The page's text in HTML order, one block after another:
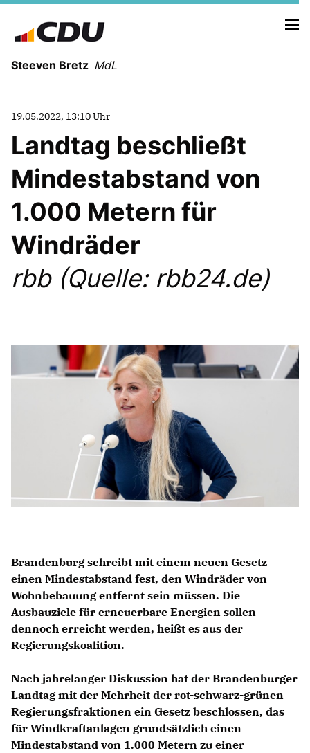
Steeven Bretz MdL
VITA
WAHLKREISBESUCHE
PRESSEFOTOS
MEIN BÜRGERBÜRO
MEIN WAHLKREIS
ZIELE
CDU Deutschland
CDU Fraktion im Brandenburger Landtag
CDU Brandenburg
CDU Potsdam
19.05.2022, 13:10 Uhr
Landtag beschließt
Mindestabstand von
1.000 Metern für
Windräder
rbb (Quelle: rbb24.de)
Brandenburg schreibt mit einem neuen Gesetz
einen Mindestabstand fest, den Windräder von
Wohnbebauung entfernt sein müssen. Die
Ausbauziele für erneuerbare Energien sollen
dennoch erreicht werden, heißt es aus der
Regierungskoalition.
Nach jahrelanger Diskussion hat der Brandenburger
Landtag mit der Mehrheit der rot-schwarz-grünen
Regierungsfraktionen ein Gesetz beschlossen, das
für Windkraftanlagen grundsätzlich einen
Mindestabstand von 1.000 Metern zu einer